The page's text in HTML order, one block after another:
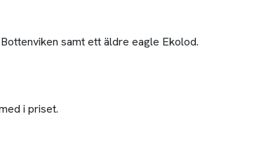
samt ett äldre eagle Ekolod.
i priset.